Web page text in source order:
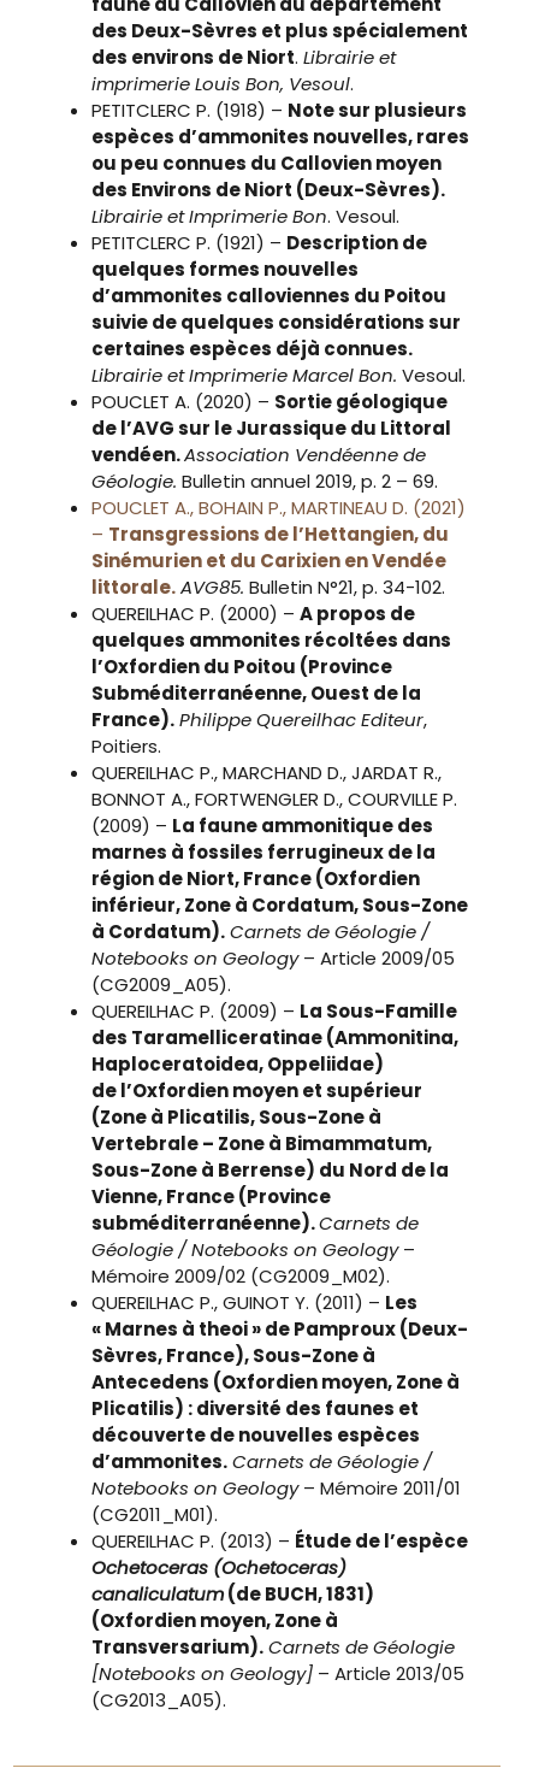
des Deux-Sèvres et plus spécialement
des environs de Niort.Librairie et
imprimerie Louis Bon, Vesoul.
PETITCLERC P. (1918) – Note sur plusieurs
espèces d’ammonites nouvelles, rares
ou peu connues du Callovien moyen
des Environs de Niort (Deux-Sèvres).
Librairie et Imprimerie Bon. Vesoul.
PETITCLERC P. (1921) – Description de
quelques formes nouvelles
d’ammonites calloviennes du Poitou
suivie de quelques considérations sur
certaines espèces déjà connues.
Librairie et Imprimerie Marcel Bon. Vesoul.
POUCLET A. (2020) – Sortie géologique
de l’AVG sur le Jurassique du Littoral
vendéen.Association Vendéenne de
Géologie. Bulletin annuel 2019, p. 2 – 69.
POUCLET A., BOHAIN P., MARTINEAU D. (2021)
– Transgressions de l’Hettangien, du
Sinémurien et du Carixien en Vendée
littorale. AVG85. Bulletin N°21, p. 34-102.
QUEREILHAC P. (2000) –A propos de
quelques ammonites récoltées dans
l’Oxfordien du Poitou (Province
Subméditerranéenne, Ouest de la
France). Philippe Quereilhac Editeur,
Poitiers.
QUEREILHAC P., MARCHAND D., JARDAT R.,
BONNOT A., FORTWENGLER D., COURVILLE P.
(2009) – La faune ammonitique des
marnes à fossiles ferrugineux de la
région de Niort, France(Oxfordien
inférieur, Zone à Cordatum, Sous-Zone
à Cordatum). Carnets de Géologie /
Notebooks on Geology– Article 2009/05
(CG2009_A05).
QUEREILHAC P. (2009) – La Sous-Famille
des Taramelliceratinae(Ammonitina,
Haploceratoidea, Oppeliidae)
de l’Oxfordien moyen et supérieur
(Zone à Plicatilis, Sous-Zone à
Vertebrale – Zone à Bimammatum,
Sous-Zone à Berrense) du Nord de la
Vienne, France (Province
subméditerranéenne).Carnets de
Géologie / Notebooks on Geology–
Mémoire 2009/02 (CG2009_M02).
QUEREILHAC P., GUINOT Y. (2011) – Les
« Marnes à theoi » de Pamproux (Deux-
Sèvres, France), Sous-Zone à
Antecedens (Oxfordien moyen, Zone à
Plicatilis) : diversité des faunes et
découverte de nouvelles espèces
d’ammonites. Carnets de Géologie /
Notebooks on Geology– Mémoire 2011/01
(CG2011_M01).
QUEREILHAC P. (2013) – Étude de l’espèce
Ochetoceras (Ochetoceras)
canaliculatum(de BUCH, 1831)
(Oxfordien moyen, Zone à
Transversarium). Carnets de Géologie
[Notebooks on Geology] – Article 2013/05
(CG2013_A05).